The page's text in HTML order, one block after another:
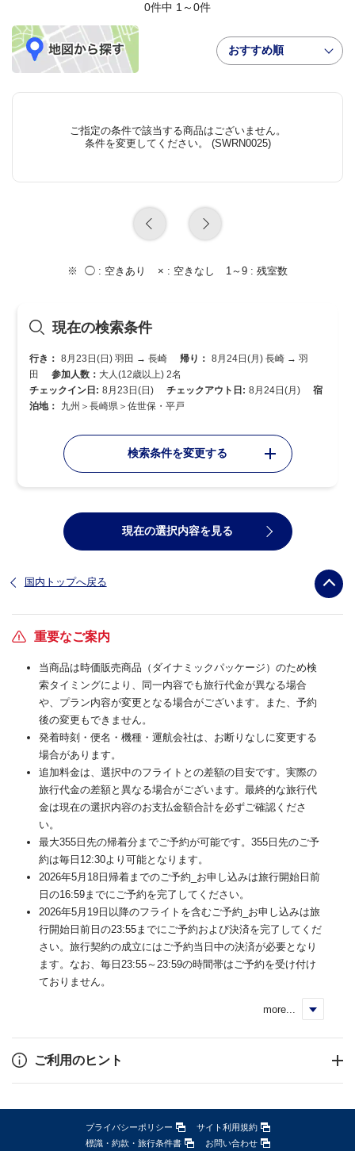
0件中 1～0件
おすすめ順
ご指定の条件で該当する商品はございません。
条件を変更してください。 (SWRN0025)
◯ : 空きあり × : 空きなし 1～9 : 残室数
現在の検索条件
行き： 8月23日(日) 羽田 → 長崎 帰り： 8月24日(月) 長崎 → 羽
田
参加人数： 大人(12歳以上) 2名
チェックイン日: 8月23日(日) チェックアウト日: 8月24日(月)
宿
泊地：
九州＞長崎県＞佐世保・平戸
検索条件を変更する
現在の選択内容を見る
国内トップへ戻る
重要なご案内
当商品は時価販売商品（ダイナミックパッケージ）のため検
索タイミングにより、同一内容でも旅行代金が異なる場合
や、プラン内容が変更となる場合がございます。また、予約
後の変更もできません。
発着時刻・便名・機種・運航会社は、お断りなしに変更する
場合があります。
追加料金は、選択中のフライトとの差額の目安です。実際の
旅行代金の差額と異なる場合がございます。最終的な旅行代
金は現在の選択内容のお支払金額合計を必ずご確認くださ
い。
最大355日先の帰着分までご予約が可能です。355日先のご予
約は毎日12:30より可能となります。
2026年5月18日帰着までのご予約_お申し込みは旅行開始日前
日の16:59までにご予約を完了してください。
2026年5月19日以降のフライトを含むご予約_お申し込みは旅
行開始日前日の23:55までにご予約および決済を完了してくだ
さい。旅行契約の成立にはご予約当日中の決済が必要となり
ます。なお、毎日23:55～23:59の時間帯はご予約を受け付け
ておりません。
more...
ご利用のヒント
プライバシーポリシー
サイト利用規約
標識・約款・旅行条件書
お問い合わせ